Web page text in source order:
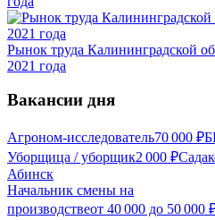
Рынок труда Калининградской
2021 года
Вакансии дня
Агроном-исследователь70 000 ₽
Уборщица / уборщик2 000 ₽
Абинск
Начальник смены на
производствеот 40 000 до 50 000